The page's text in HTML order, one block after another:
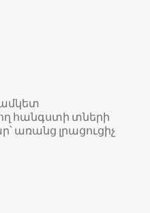
հանգստի տների
առանց լրացուցիչ